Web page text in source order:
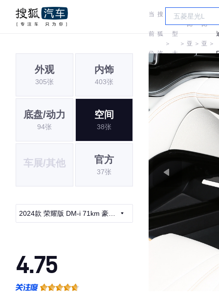
当
前
位
搜
狐
汽
＞
车
型
大
＞
比
亚
迪
＞
比
亚
迪
＞
外观
305张
内饰
403张
底盘/动力
94张
空间
38张
车展/其他 官方
37张
2024款 荣耀版 DM-i 71km 豪华
4.75